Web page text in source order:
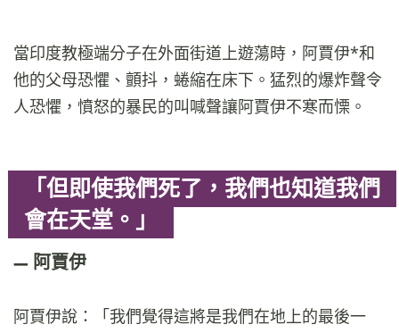
當印度教極端分子在外面街道上遊蕩時，阿賈伊*和
他的父母恐懼、顫抖，蜷縮在床下。猛烈的爆炸聲令
人恐懼，憤怒的暴民的叫喊聲讓阿賈伊不寒而慄。
「但即使我們死了，我們也知道我們
會在天堂。」
阿賈伊
阿賈伊說：「我們覺得這將是我們在地上的最後一